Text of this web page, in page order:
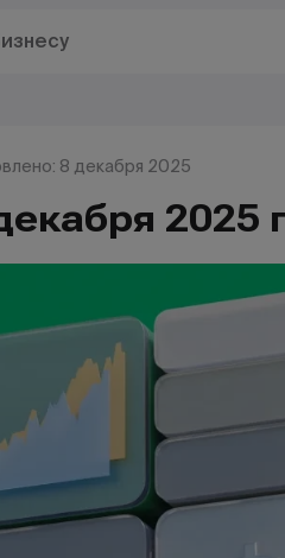
8 декабря 2025
2025